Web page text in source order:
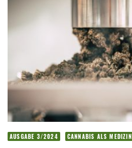
AUSGABE 3/2024 CANNABIS ALS MEDIZIN